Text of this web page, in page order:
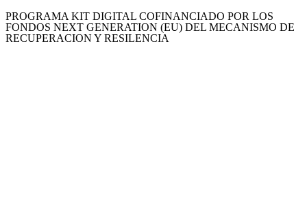
PROGRAMA KIT DIGITAL COFINANCIADO POR LOS
FONDOS NEXT GENERATION (EU) DEL MECANISMO DE
RECUPERACION Y RESILENCIA